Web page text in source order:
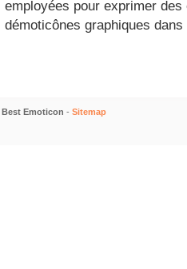
employées pour exprimer
démoticônes graphiques
Best Emoticon - Sitemap